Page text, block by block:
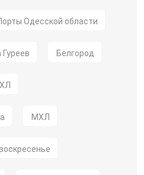
Одесской области
Белгород
МХЛ